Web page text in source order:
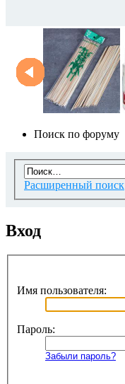
Поиск по форуму
Расширенный поиск
Вход
Имя пользователя:
Пароль:
Забыли пароль?